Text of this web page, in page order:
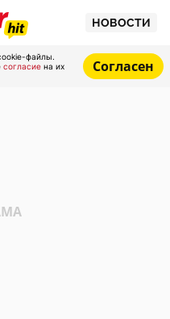
НОВОСТИ
файлы.
согласие на их
Согласен